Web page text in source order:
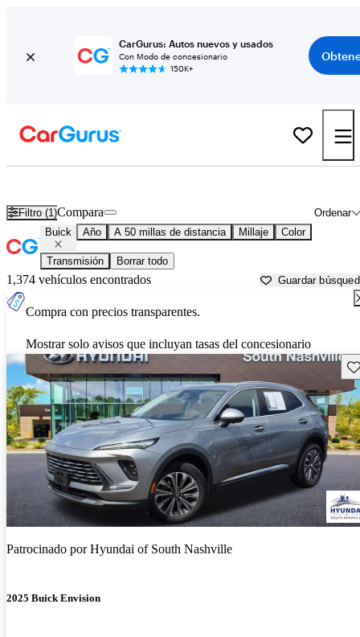
CarGurus: Autos nuevos y usados
Con Modo de concesionario
150K+
Filtro (1) Ordenar
Compara
Buick Año A 50 millas de distancia Millaje Color
Transmisión Borrar todo
1,374 vehículos encontrados Guardar
Compra con precios transparentes.
Mostrar solo avisos que incluyan tasas del concesionario
Patrocinado porHyundai of South Nashville
2025 Buick Envision